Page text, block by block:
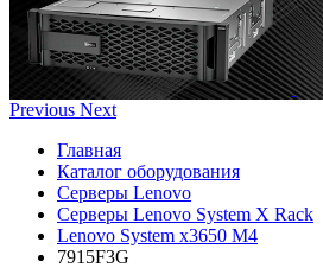
Previous Next
Главная
Каталог оборудования
Серверы Lenovo
Серверы Lenovo System X Rack
Lenovo System x3650 M4
7915F3G